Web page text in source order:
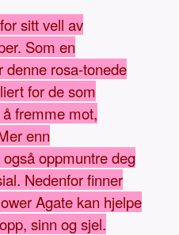
sitt vell av
Som en
denne rosa-tonede
for de som
fremme mot,
enn
oppmuntre deg
Nedenfor finner
Agate kan hjelpe
sinn og sjel.